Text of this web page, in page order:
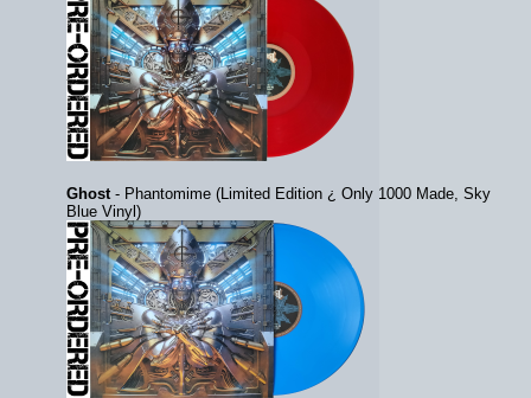
Ghost- Phantomime (Limited Edition ¿ Only 1000 Made, Sky
Blue Vinyl)